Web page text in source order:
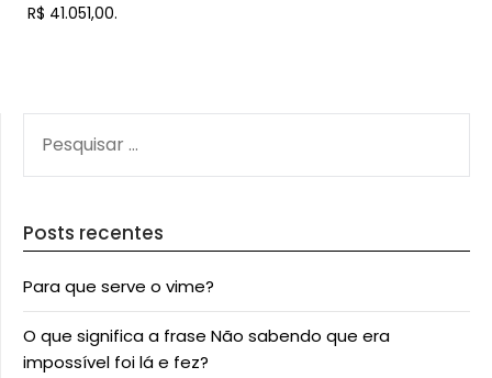
R$ 41.051,00.
POR:
Posts recentes
Para que serve o vime?
O que significa a frase Não sabendo que era
impossível foi lá e fez?